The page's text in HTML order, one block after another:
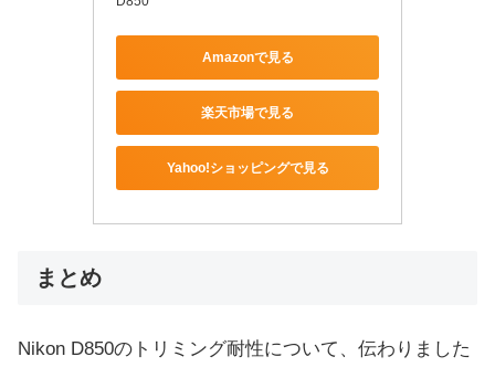
Amazonで見る
楽天市場で見る
Yahoo!ショッピングで見る
まとめ
Nikon D850のトリミング耐性について、伝わりました